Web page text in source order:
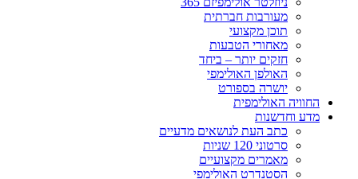
מעורבות חברתית
תוכן מקצועי
מאחורי הטבעות
חזקים יותר – ביחד
האולפן האולימפי
יושרה בספורט
החוויה האולימפית
מדע וחדשנות
כתב העת לנושאים מדעיים
סרטוני 120 שניות
מאמרים מקצועיים
הסטנדרט האולימפי